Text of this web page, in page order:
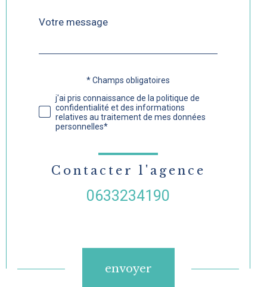
Fieldset
défaut
Message
*
Validation* Champs obligatoires
j'ai pris connaissance de la politique de
confidentialité et des informations
relatives au traitement de mes données
personnelles*
Contacter l'agence
0633234190
envoyer